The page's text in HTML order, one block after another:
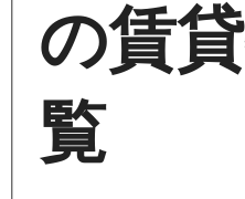
の賃
覧